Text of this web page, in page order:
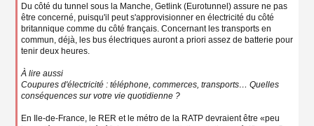
Du côté du tunnel sous la Manche, Getlink (Eurotunnel) assure ne pas
être concerné, puisqu'il peut s'approvisionner en électricité du côté
britannique comme du côté français. Concernant les transports en
commun, déjà, les bus électriques auront a priori assez de batterie pour
tenir deux heures.
À lire aussi
Coupures d'électricité : téléphone, commerces, transports… Quelles
conséquences sur votre vie quotidienne ?
En Ile-de-France, le RER et le métro de la RATP devraient être «peu